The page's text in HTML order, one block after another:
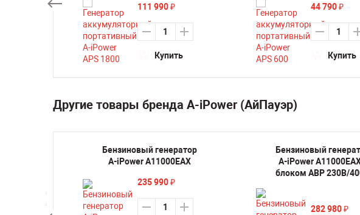
111 990 ₽
Купить
44 790 ₽
Купить
Другие товары бренда A-iPower (АйПауэр)
Бензиновый генератор
A-iPower A11000EAX
235 990 ₽
Бензиновый
A-iPower
блоком АВР 230В/
282 980 ₽